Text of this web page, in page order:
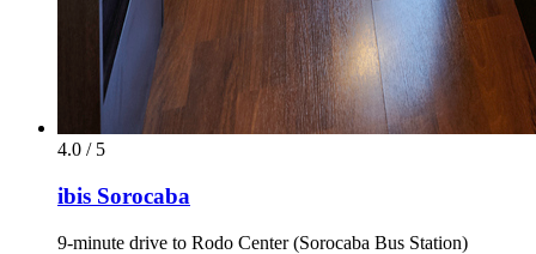
4.0 / 5
ibis Sorocaba
9-minute drive to Rodo Center (Sorocaba Bus Station)